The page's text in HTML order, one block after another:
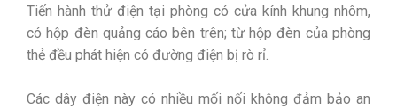
Tiến hành thử điện tại phòng có cửa kính khung nhôm,
có hộp đèn quảng cáo bên trên; từ hộp đèn của phòng
thẻ đều phát hiện có đường điện bị rò rỉ.
Các dây điện này có nhiều mối nối không đảm bảo an